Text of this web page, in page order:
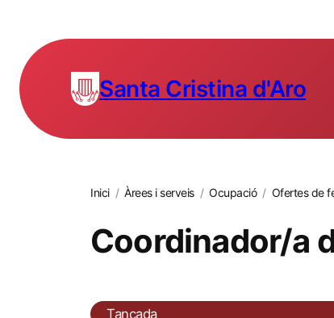
Santa Cristina d'Aro
Inici / Àrees i serveis / Ocupació / Ofertes de
Coordinador/a
Tancada